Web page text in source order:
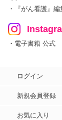
・『がん看護』編
・電子書籍 公式
ログイン
新規会員登録
お気に入り